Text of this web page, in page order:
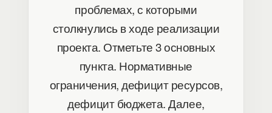
проблемах, с которыми
столкнулись в ходе реализации
проекта. Отметьте 3 основных
пункта. Нормативные
ограничения, дефицит ресурсов,
дефицит бюджета. Далее,